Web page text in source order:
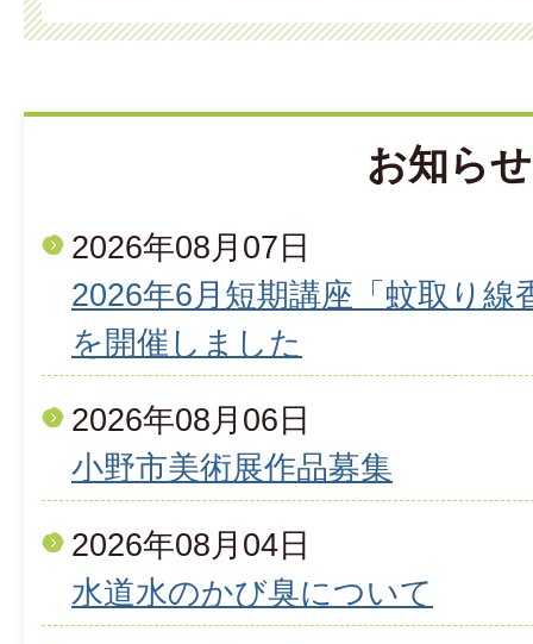
お知らせ
2026年08月07日
2026年6月短期講座「蚊取り
を開催しました
2026年08月06日
小野市美術展作品募集
2026年08月04日
水道水のかび臭について